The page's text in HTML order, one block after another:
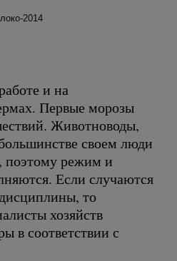
2014
и на
Первые морозы
Животноводы,
своем люди
поэтому режим и
Если случаются
то
хозяйств
в соответствии с